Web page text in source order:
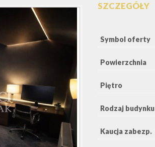
SZCZEGÓŁY
Symbol oferty
Powierzchnia
Piętro
Rodzaj budynku
Kaucja zabezp.